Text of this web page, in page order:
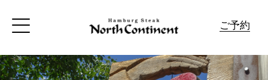
ご予約